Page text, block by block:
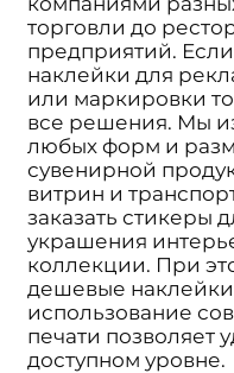
торговли до
предприятий.
наклейки для
или маркировки
все решения. Мы
любых форм и
сувенирной
витрин и
заказать стикеры
украшения
коллекции. При
дешевые наклейки
использование
печати позволяет
доступном уровне.